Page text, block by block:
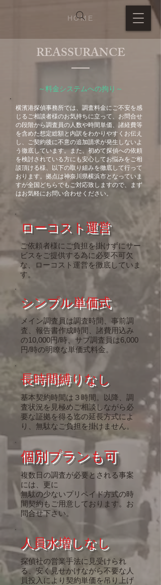
HOME
​REASSURANCE
～​料金システムへの拘り～
​横濱港探偵事務所では、調査料金にご不安を感
じるご相談者様のお気持ちに立って、お問合せ
の段階から調査員の人数や時間単価、諸経費等
を含めた想定総額と内訳をわかりやすくお伝え
し、ご契約後に不意の追加請求が発生しないよ
う徹底しています。また、初めて探偵への依頼
を検討されている方にも安心してお悩みをご相
談頂ける様、以下の取り組みを徹底して行って
おります。拠点は神奈川県横浜市となっていま
すが全国どちらでもご対応致しますので、まず
はお気軽にお問い合わせください。
ローコスト運営
​ご依頼者様にご負担を掛けずにサー
ビスをご提供する為に必要不可欠
な、ローコスト運営を徹底していま
す。
シンプル単価式
​メイン調査員は調査時間、事前調
査、報告書作成時間、諸費用込み
の10,000円/時、サブ調査員は6,000
円/時の明瞭な単価式料金。
長時間縛りなし
​基本契約時間は３時間。以降、調
査状況を見極めご相談しながら必
要な証拠を得る迄の延長方式によ
り、無駄なご負担を掛けません。
個別プランも可
​複数日の調査が必要とされる事案
には、更に
​無駄の少ないプリペイド方式の時
間契約もご用意しております。お
問合せ下さい。
人員水増しなし
​探偵社の営業手法に見受けられ
る、安く見せかけながら不要な人
員投入により 契約単価を吊り上げ